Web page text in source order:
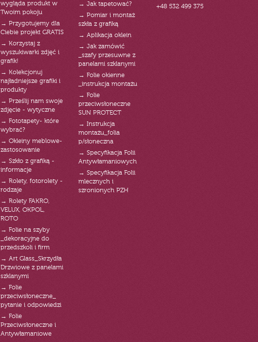
wygląda produkt w
Twoim pokoju
→ Przygotujemy dla
Ciebie projekt GRATIS
→ Korzystaj z
wyszukiwarki zdjęć i
grafik!
→ Kolekcjonuj
najładniejsze grafiki i
produkty
→ Prześlij nam swoje
zdjęcie - wytyczne
→ Fototapety- które
wybrać?
→ Okleiny meblowe-
zastosowanie
→ Szkło z grafiką -
informacje
→ Rolety, fotorolety -
rodzaje
→ Rolety FAKRO,
VELUX, OKPOL,
ROTO
→ Folie na szyby
_dekoracyjne do
przedszkoli i firm
→ Art Glass_Skrzydła
Drzwiowe z panelami
szklanymi
→ Folie
przeciwsłoneczne_
pytanie i odpowiedzi
→ Folie
Przeciwsłoneczne i
Antywłamaniowe
→ Jak tapetować?
→ Pomiar i montaż
szkła z grafiką
→ Aplikacja oklein
→ Jak zamówić
_szafy przesuwne z
panelami szklanymi
→ Folie okienne
_instrukcja montażu
→ Folie
przeciwsłoneczne
SUN PROTECT
→ Instrukcja
montażu_folia
p/słoneczna
→ Specyfikacja Folii
Antywłamaniowych
→ Specyfikacja Folii
mlecznych i
szronionych PZH
+48 532 499 375